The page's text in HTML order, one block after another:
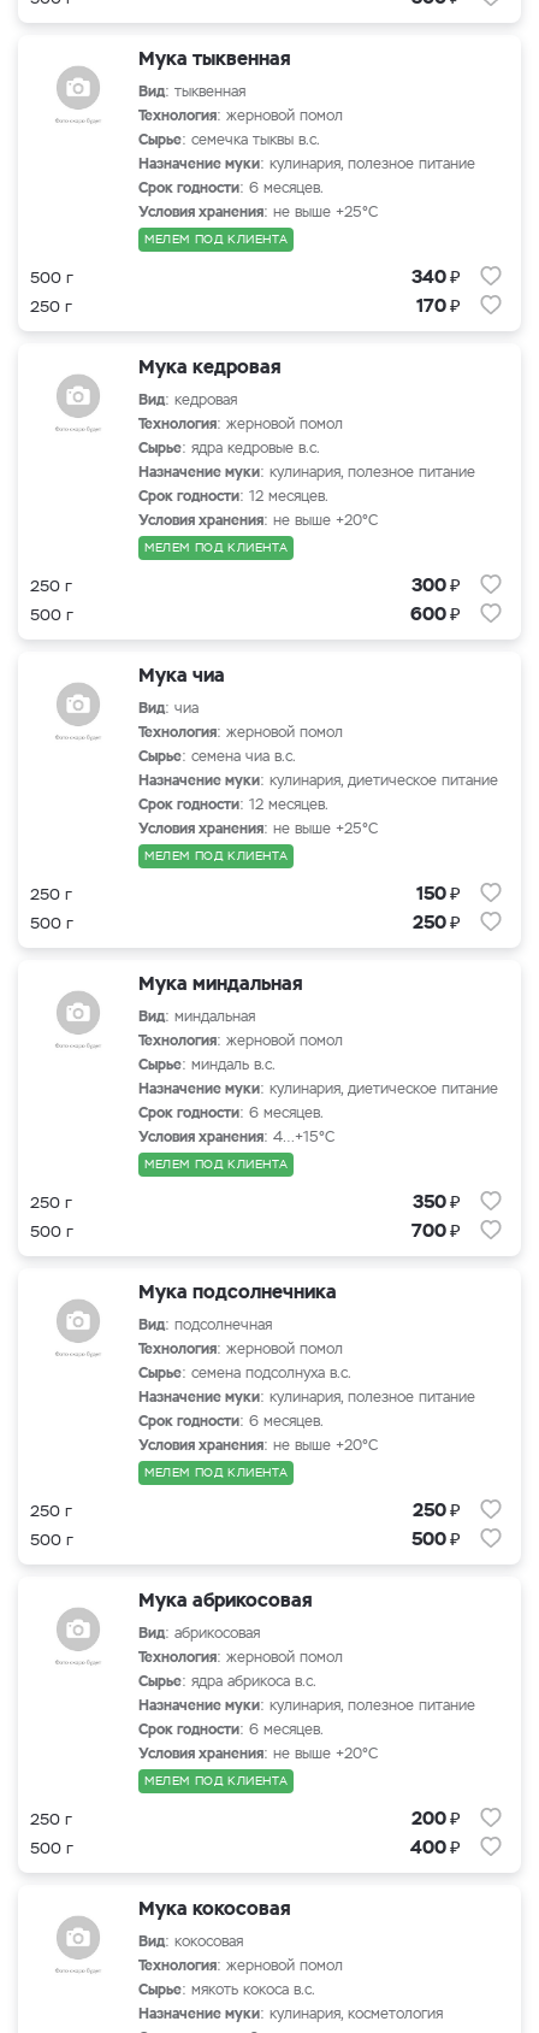
Мука тыквенная
Вид: тыквенная
Технология: жерновой помол
Сырье: семечка тыквы в.с.
Назначение муки: кулинария, полезное питание
Срок годности: 6 месяцев.
Условия хранения: не выше +25°С
МЕЛЕМ ПОД КЛИЕНТА
500 г 340₽
250 г 170₽
Мука кедровая
Вид: кедровая
Технология: жерновой помол
Сырье: ядра кедровые в.с.
Назначение муки: кулинария, полезное питание
Срок годности: 12 месяцев.
Условия хранения: не выше +20°С
МЕЛЕМ ПОД КЛИЕНТА
250 г 300₽
500 г 600₽
Мука чиа
Вид: чиа
Технология: жерновой помол
Сырье: семена чиа в.с.
Назначение муки: кулинария, диетическое питание
Срок годности: 12 месяцев.
Условия хранения: не выше +25°С
МЕЛЕМ ПОД КЛИЕНТА
250 г 150₽
500 г 250₽
Мука миндальная
Вид: миндальная
Технология: жерновой помол
Сырье: миндаль в.с.
Назначение муки: кулинария, диетическое питание
Срок годности: 6 месяцев.
Условия хранения: 4…+15°С
МЕЛЕМ ПОД КЛИЕНТА
250 г 350₽
500 г 700₽
Мука подсолнечника
Вид: подсолнечная
Технология: жерновой помол
Сырье: семена подсолнуха в.с.
Назначение муки: кулинария, полезное питание
Срок годности: 6 месяцев.
Условия хранения: не выше +20°С
МЕЛЕМ ПОД КЛИЕНТА
250 г 250₽
500 г 500₽
Мука абрикосовая
Вид: абрикосовая
Технология: жерновой помол
Сырье: ядра абрикоса в.с.
Назначение муки: кулинария, полезное питание
Срок годности: 6 месяцев.
Условия хранения: не выше +20°С
МЕЛЕМ ПОД КЛИЕНТА
250 г 200₽
500 г 400₽
Мука кокосовая
Вид: кокосовая
Технология: жерновой помол
Сырье: мякоть кокоса в.с.
Назначение муки: кулинария, косметология